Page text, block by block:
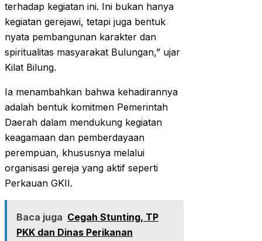
terhadap kegiatan ini. Ini bukan hanya
kegiatan gerejawi, tetapi juga bentuk
nyata pembangunan karakter dan
spiritualitas masyarakat Bulungan,” ujar
Kilat Bilung.
Ia menambahkan bahwa kehadirannya
adalah bentuk komitmen Pemerintah
Daerah dalam mendukung kegiatan
keagamaan dan pemberdayaan
perempuan, khususnya melalui
organisasi gereja yang aktif seperti
Perkauan GKII.
Baca juga Cegah Stunting, TP
PKK dan Dinas Perikanan